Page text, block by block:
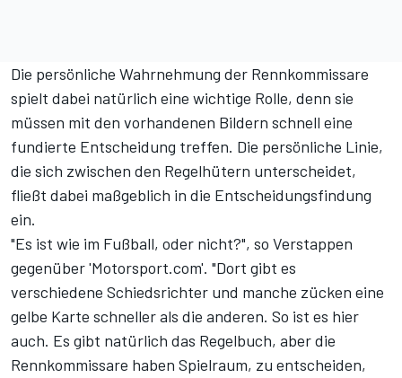
Die persönliche Wahrnehmung der Rennkommissare
spielt dabei natürlich eine wichtige Rolle, denn sie
müssen mit den vorhandenen Bildern schnell eine
fundierte Entscheidung treffen. Die persönliche Linie,
die sich zwischen den Regelhütern unterscheidet,
fließt dabei maßgeblich in die Entscheidungsfindung
ein.
"Es ist wie im Fußball, oder nicht?", so Verstappen
gegenüber 'Motorsport.com'. "Dort gibt es
verschiedene Schiedsrichter und manche zücken eine
gelbe Karte schneller als die anderen. So ist es hier
auch. Es gibt natürlich das Regelbuch, aber die
Rennkommissare haben Spielraum, zu entscheiden,